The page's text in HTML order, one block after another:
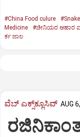
#China Food culure
Medicine
#ಚೀನಿಯರ ಆಹಾರ
ರ್ಕ ಜಾಲ
ವೆಬ್ ಎಕ್ಸ್‌ಕ್ಲೂಸಿವ್ AUG